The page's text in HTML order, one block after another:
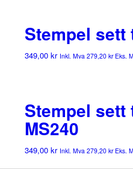
Stempel sett
349,00 kr Inkl. Mva 279,20 krEks.
Stempel sett
MS240
349,00 kr Inkl. Mva 279,20 krEks.